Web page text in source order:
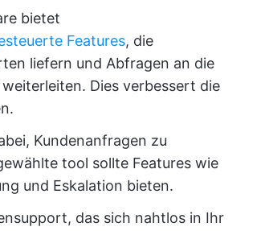
bietet
Features, die
liefern und Abfragen an die
Dies verbessert die
Kundenanfragen zu
tool sollte Features wie
und Eskalation bieten.
das sich nahtlos in Ihr